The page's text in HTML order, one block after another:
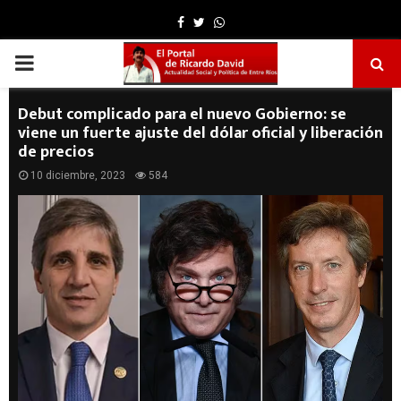
Facebook
TwitterWhatsapp
PRIMARY
MENU
Debut complicado para el nuevo Gobierno: se
viene un fuerte ajuste del dólar oficial y liberación
de precios
10 diciembre, 2023 584